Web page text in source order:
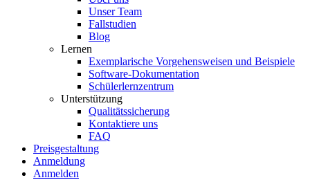
Unser Team
Fallstudien
Blog
Lernen
Exemplarische Vorgehensweisen und Beispiele
Software-Dokumentation
Schülerlernzentrum
Unterstützung
Qualitätssicherung
Kontaktiere uns
FAQ
Preisgestaltung
Anmeldung
Anmelden